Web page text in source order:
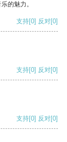
的魅力。
支持[0] 反对[0]
支持[0] 反对[0]
支持[0] 反对[0]